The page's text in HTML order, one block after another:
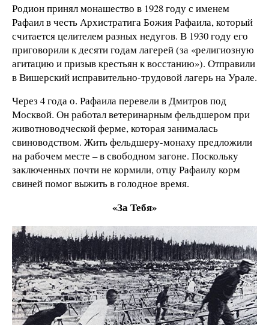
Родион принял монашество в 1928 году с именем
Рафаил в честь Архистратига Божия Рафаила, который
считается целителем разных недугов. В 1930 году его
приговорили к десяти годам лагерей (за «религиозную
агитацию и призыв крестьян к восстанию»). Отправили
в Вишерский исправительно-трудовой лагерь на Урале.
Через 4 года о. Рафаила перевели в Дмитров под
Москвой. Он работал ветеринарным фельдшером при
животноводческой ферме, которая занималась
свиноводством. Жить фельдшеру-монаху предложили
на рабочем месте – в свободном загоне. Поскольку
заключенных почти не кормили, отцу Рафаилу корм
свиней помог выжить в голодное время.
«За Тебя»